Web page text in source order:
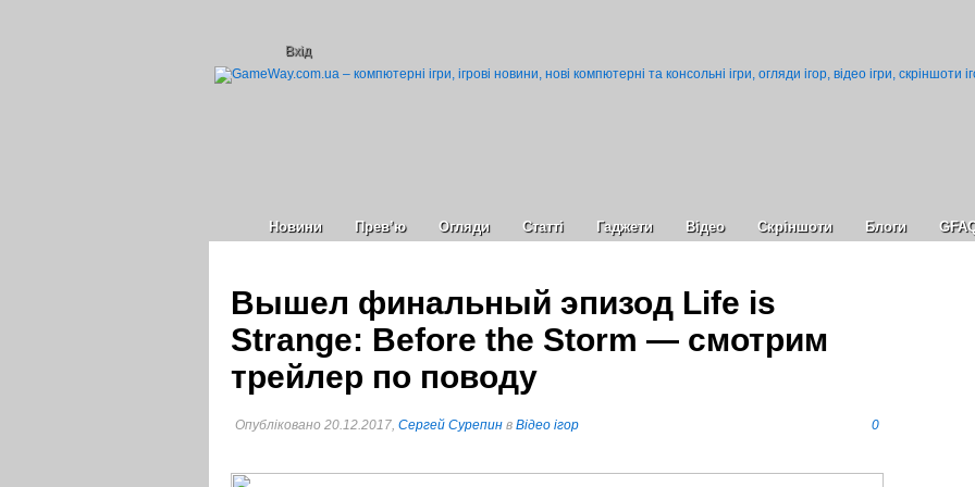
Вхід
Новини Прев’ю Огляди Статті Гаджети Відео Cкріншоти Блоги
Вышел финальный эпизод Life is
Strange: Before the Storm — смотрим
трейлер по поводу
Опубліковано 20.12.2017, Сергей Сурепин в Відео ігор 0